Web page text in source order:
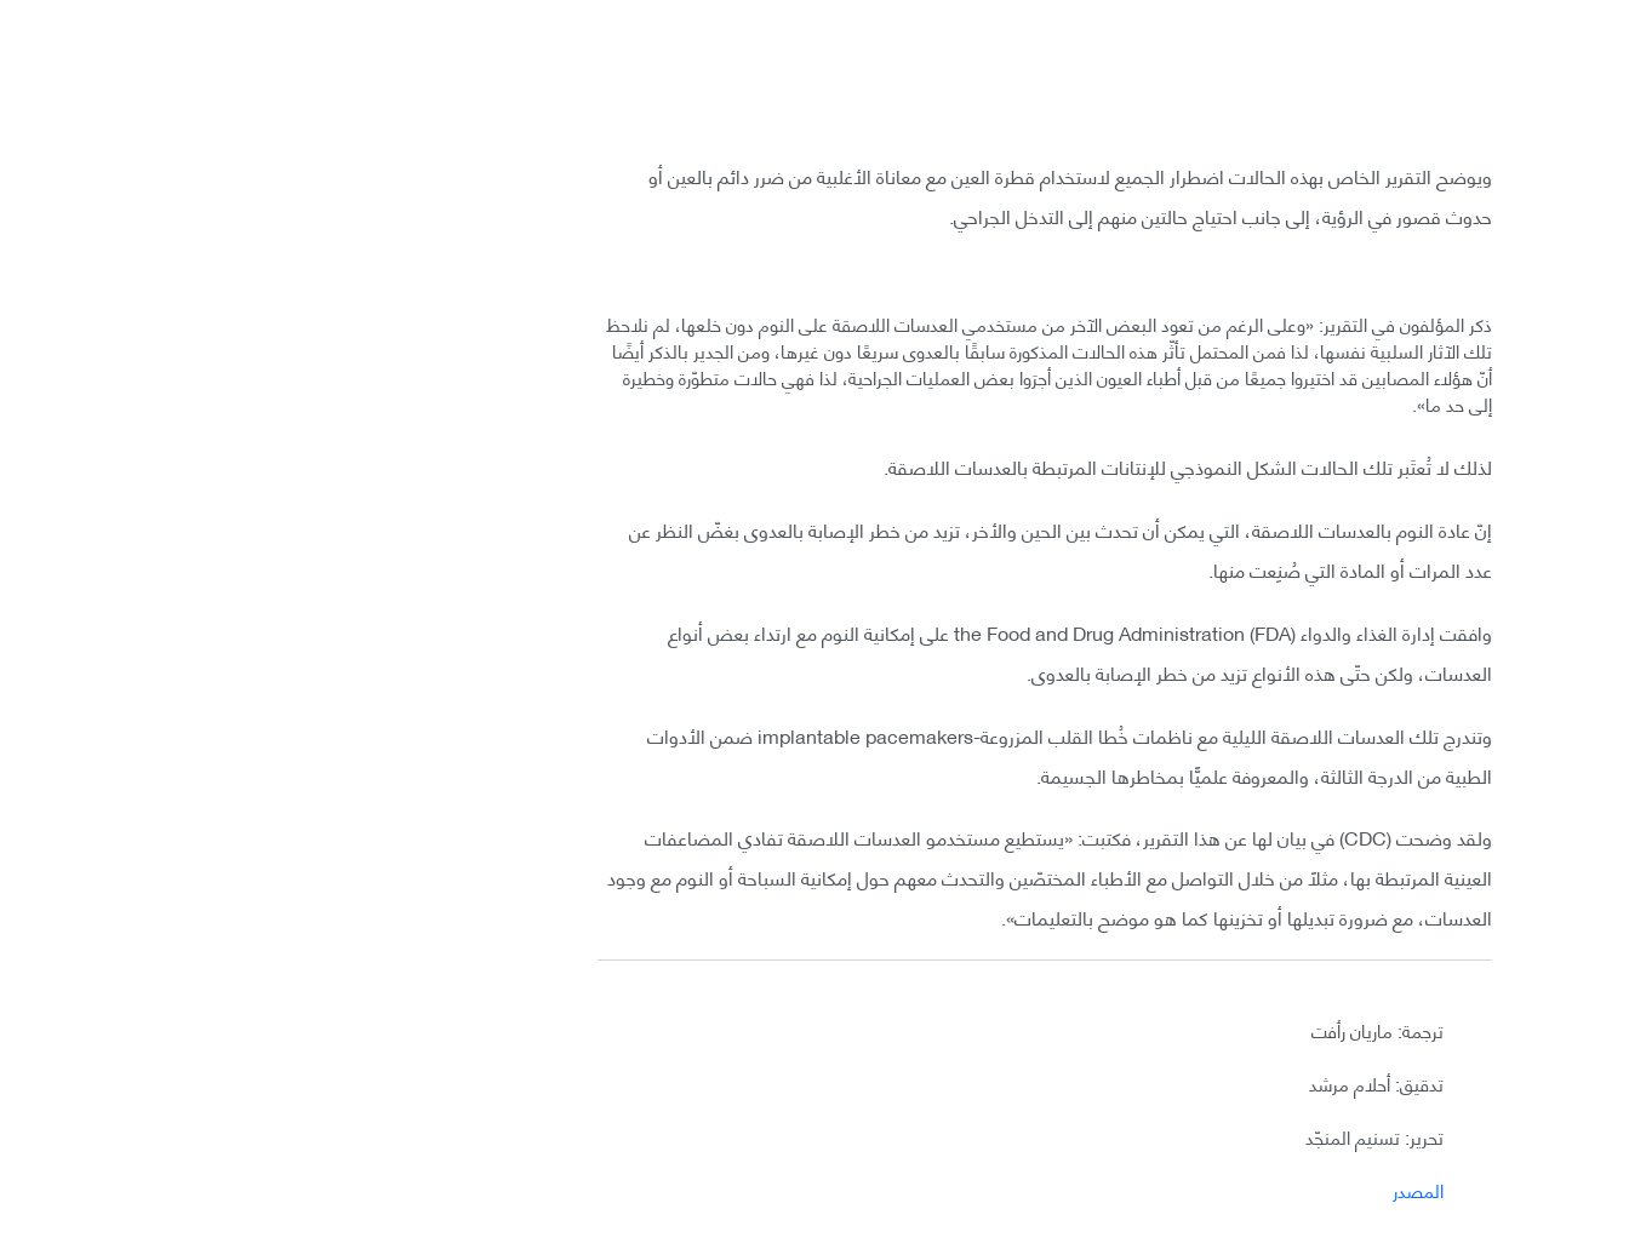
ويوضح التقرير الخاص بهذه الحالات اضطرار الجميع لاستخدام قطرة العين مع معاناة الأغلبية من ضرر دائم بالعين أو
حدوث قصور في الرؤية، إلى جانب احتياج حالتين منهم إلى التدخل الجراحي.
ذكر المؤلفون في التقرير: «وعلى الرغم من تعود البعض الآخر من مستخدمي العدسات اللاصقة على النوم دون خلعها، لم نلاحظ
تلك الآثار السلبية نفسها، لذا فمن المحتمل تأثّر هذه الحالات المذكورة سابقًا بالعدوى سريعًا دون غيرها، ومن الجدير بالذكر أيضًا
أنّ هؤلاء المصابين قد اختيروا جميعًا من قبل أطباء العيون الذين أجرَوا بعض العمليات الجراحية، لذا فهي حالات متطوّرة وخطيرة
إلى حد ما».
لذلك لا تُعتَبر تلك الحالات الشكل النموذجي للإنتانات المرتبطة بالعدسات اللاصقة.
إنّ عادة النوم بالعدسات اللاصقة، التي يمكن أن تحدث بين الحين والأخر، تزيد من خطر الإصابة بالعدوى بغضّ النظر عن
عدد المرات أو المادة التي صُنِعت منها.
وافقت إدارة الغذاء والدواء the Food and Drug Administration (FDA) على إمكانية النوم مع ارتداء بعض أنواع
العدسات، ولكن حتّى هذه الأنواع تزيد من خطر الإصابة بالعدوى.
وتندرج تلك العدسات اللاصقة الليلية مع ناظمات خُطا القلب المزروعة-implantable pacemakers ضمن الأدوات
الطبية من الدرجة الثالثة، والمعروفة علميًّا بمخاطرها الجسيمة.
ولقد وضحت (CDC) في بيان لها عن هذا التقرير، فكتبت: «يستطيع مستخدمو العدسات اللاصقة تفادي المضاعفات
العينية المرتبطة بها، مثلاً من خلال التواصل مع الأطباء المختصّين والتحدث معهم حول إمكانية السباحة أو النوم مع وجود
العدسات، مع ضرورة تبديلها أو تخزينها كما هو موضح بالتعليمات».
ترجمة: ماريان رأفت
تدقيق: أحلام مرشد
تحرير: تسنيم المنجّد
المصدر